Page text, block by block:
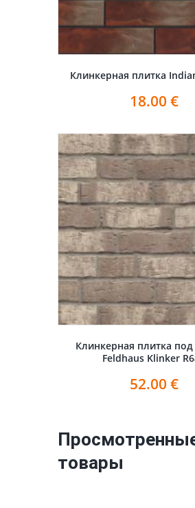
Клинкерная плитка
18.00 €
Клинкерная плитка
Feldhaus Klinker
52.00 €
товары